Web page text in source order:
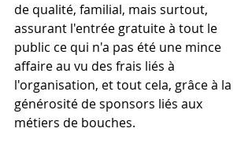
de qualité, familial, mais surtout,
assurant l'entrée gratuite à tout le
public ce qui n'a pas été une mince
affaire au vu des frais liés à
l'organisation, et tout cela, grâce à la
générosité de sponsors liés aux
métiers de bouches.